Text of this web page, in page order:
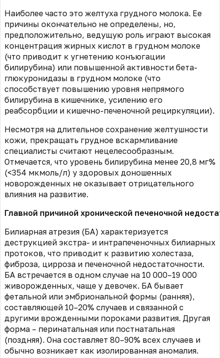
Наиболее часто это желтуха грудного молока. Ее
причины окончательно не определены, но,
предположительно, ведущую роль играют высокая
концентрация жирных кислот в грудном молоке
(что приводит к угнетению конъюгации
билирубина) или повышенной активности бета-
глюкуронидазы в грудном молоке (что
способствует повышению уровня непрямого
билирубина в кишечнике, усилению его
реабсорбции и кишечно-печеночной рециркуляции).
Несмотря на длительное сохранение желтушности
кожи, прекращать грудное вскармливание
специалисты считают нецелесообразным.
Отмечается, что уровень билирубина менее 20,8 мг%
(<354 мкмоль/л) у здоровых доношенных
новорожденных не оказывает отрицательного
влияния на развитие.
Главной причиной хронической печеночной
Билиарная атрезия (БА) характеризуется
деструкцией экстра- и интрапеченочных билиарных
протоков, что приводит к развитию холестаза,
фиброза, цирроза и печеночной недостаточности.
БА встречается в одном случае на 10 000–19 000
живорожденных, чаще у девочек. БА бывает
фетальной или эмбриональной формы (ранняя),
составляющей 10–20% случаев и связанной с
другими врожденными пороками развития. Другая
форма – перинатальная или постнатальная
(поздняя). Она составляет 80–90% всех случаев и
обычно возникает как изолированная аномалия.